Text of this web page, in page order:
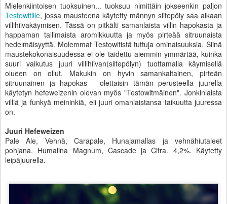
Mielenkiintoisen tuoksuinen... tuoksuu nimittäin jokseenkin paljon
Testowitille, jossa mausteena käytetty männyn siitepöly saa aikaan
villihiivakäymisen. Tässä on pitkälti samanlaista villin hapokasta ja
happaman tallimaista aromikkuutta ja myös pirteää sitruunaista
hedelmäisyyttä. Molemmat Testowitistä tuttuja ominaisuuksia. Siinä
maustekokonaisuudessa ei ole taidettu aiemmin ymmärtää, kuinka
suuri vaikutus juuri villihiivan(siitepölyn) tuottamalla käymisellä
olueen on ollut. Makukin on hyvin samankaltainen, pirteän
sitruunainen ja hapokas - olettaisin tämän perusteella juurella
käytetyn hefeweizenin olevan myös "Testowitmäinen". Jonkinlaista
villiä ja funkyä meininkiä, eli juuri omanlaistansa taikuutta juuressa
on.
Juuri Hefeweizen
Pale Ale, Vehnä, Carapale, Hunajamallas ja vehnähiutaleet
pohjana. Humalina Magnum, Cascade ja Citra. 4,2%. Käytetty
leipäjuurella.